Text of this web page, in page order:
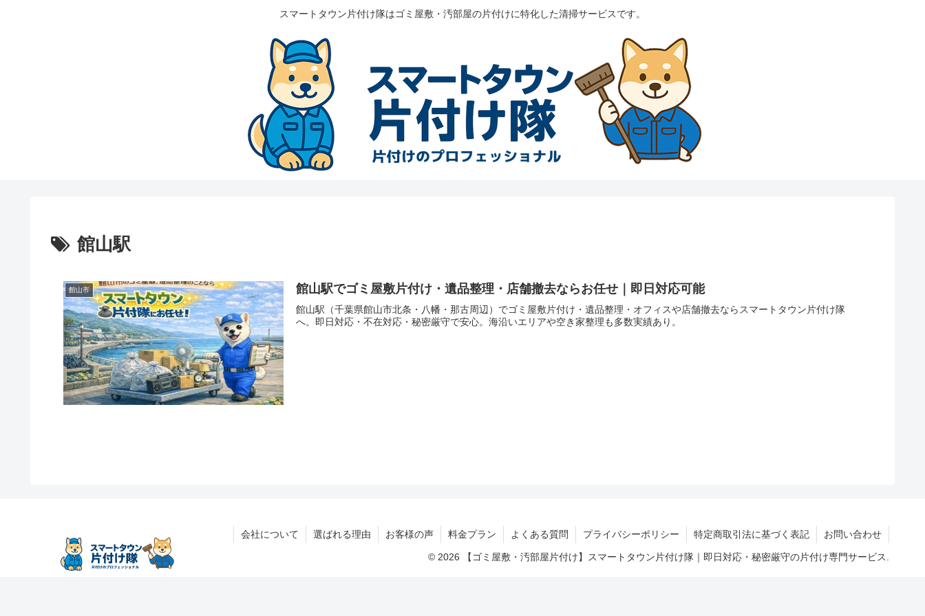
スマートタウン片付け隊はゴミ屋敷・汚部屋の片付けに特化した清掃サービスです。
館山駅
館山市 館山駅でゴミ屋敷片付け・遺品整理・店舗撤去ならお任せ｜即日対応可能
館山駅（千葉県館山市北条・八幡・那古周辺）でゴミ屋敷片付け・遺品整理・オフィスや店舗撤去ならスマートタウン片付け隊
へ。即日対応・不在対応・秘密厳守で安心。海沿いエリアや空き家整理も多数実績あり。
会社について 選ばれる理由 お客様の声 料金プラン よくある質問 プライバシーポリシー 特定商取引法に基づく表記 お問い合わせ
© 2026 【ゴミ屋敷・汚部屋片付け】スマートタウン片付け隊｜即日対応・秘密厳守の片付け専門サービス.